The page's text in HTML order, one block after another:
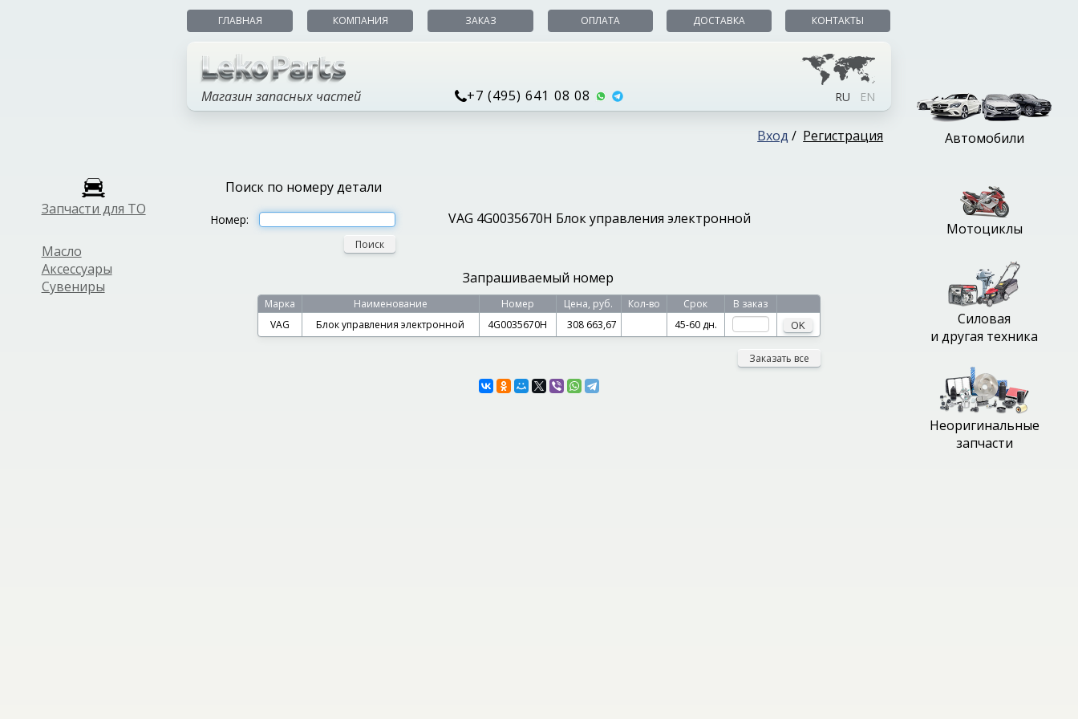
Запчасти для ТО
Масло
Аксессуары
Сувениры
ГЛАВНАЯ КОМПАНИЯ ЗАКАЗ ОПЛАТА ДОСТАВКА КОНТАКТЫ
Магазин запасных частей +7 (495) 641 08 08 RU EN
Вход / Регистрация
Поиск по номеру детали
Номер:
Поиск
VAG 4G0035670H Блок управления электронной
Запрашиваемый номер
Марка Наименование Номер Цена, руб. Кол-во Срок
В заказ
VAG
Блок управления электронной 4G0035670H 308 663,67 45-60 дн. OK
Заказать все
Автомобили
Мотоциклы
Силовая
и другая техника
Неоригинальные
запчасти